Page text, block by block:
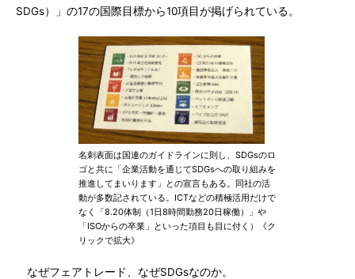
SDGs）」の17の国際目標から10項目が掲げられている。
名刺表面は国連のガイドラインに則し、SDGsのロ
ゴと共に「企業活動を通じてSDGsへの取り組みを
推進してまいります」との宣言もある。同社の活
動が多数記されている。ICTなどの積極活用だけで
なく「8.20体制（1日8時間勤務20日稼働）」や
「ISOからの卒業」といった項目も目に付く）《ク
リックで拡大》
なぜフェアトレード、なぜSDGsなのか。